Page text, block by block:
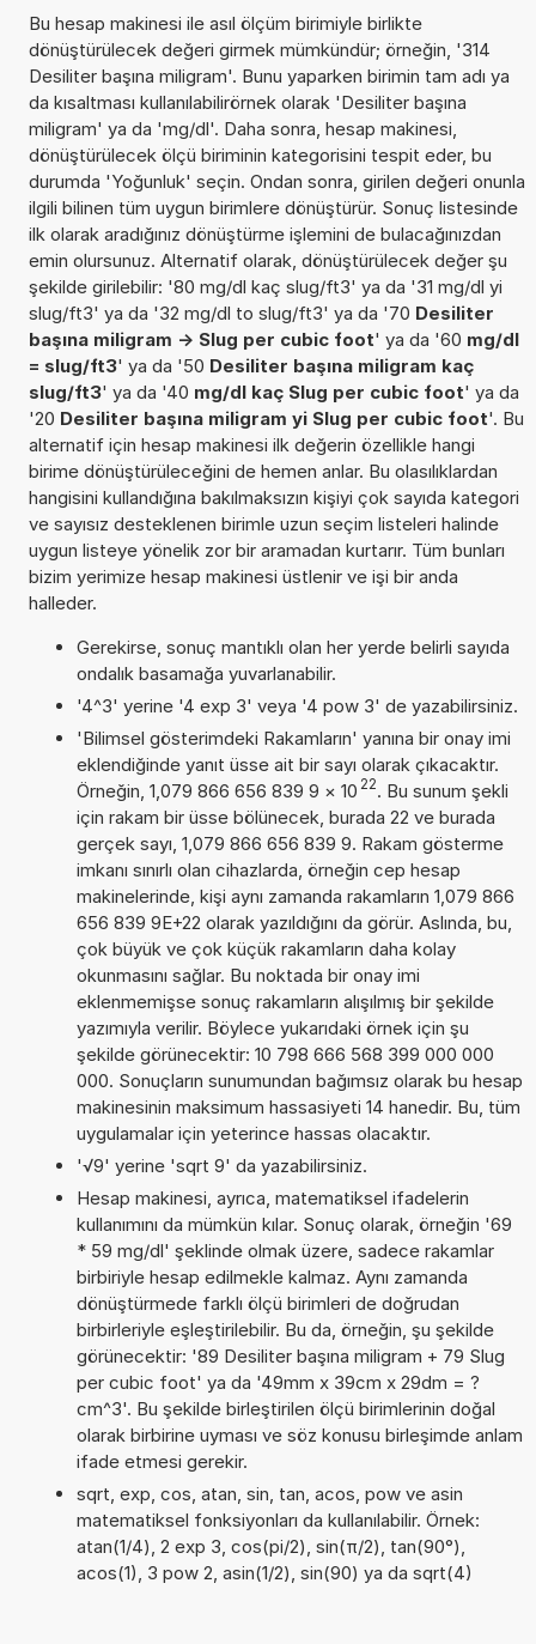
Bu hesap makinesi ile asıl ölçüm birimiyle birlikte
dönüştürülecek değeri girmek mümkündür; örneğin, '314
Desiliter başına miligram'. Bunu yaparken birimin tam adı ya
da kısaltması kullanılabilirörnek olarak 'Desiliter başına
miligram' ya da 'mg/dl'. Daha sonra, hesap makinesi,
dönüştürülecek ölçü biriminin kategorisini tespit eder, bu
durumda 'Yoğunluk' seçin. Ondan sonra, girilen değeri onunla
ilgili bilinen tüm uygun birimlere dönüştürür. Sonuç listesinde
ilk olarak aradığınız dönüştürme işlemini de bulacağınızdan
emin olursunuz. Alternatif olarak, dönüştürülecek değer şu
şekilde girilebilir: '80 mg/dl kaç slug/ft3' ya da '31 mg/dl yi
slug/ft3' ya da '32 mg/dl to slug/ft3' ya da '70 Desiliter
başına miligram -> Slug per cubic foot' ya da '60 mg/dl
= slug/ft3' ya da '50 Desiliter başına miligram kaç
slug/ft3' ya da '40 mg/dl kaç Slug per cubic foot' ya da
'20 Desiliter başına miligram yi Slug per cubic foot'. Bu
alternatif için hesap makinesi ilk değerin özellikle hangi
birime dönüştürüleceğini de hemen anlar. Bu olasılıklardan
hangisini kullandığına bakılmaksızın kişiyi çok sayıda kategori
ve sayısız desteklenen birimle uzun seçim listeleri halinde
uygun listeye yönelik zor bir aramadan kurtarır. Tüm bunları
bizim yerimize hesap makinesi üstlenir ve işi bir anda
halleder.
Gerekirse, sonuç mantıklı olan her yerde belirli sayıda
ondalık basamağa yuvarlanabilir.
'4^3' yerine '4 exp 3' veya '4 pow 3' de yazabilirsiniz.
'Bilimsel gösterimdeki Rakamların' yanına bir onay imi
eklendiğinde yanıt üsse ait bir sayı olarak çıkacaktır.
Örneğin, 1,079 866 656 839 9 × 10 22. Bu sunum şekli
için rakam bir üsse bölünecek, burada 22 ve burada
gerçek sayı, 1,079 866 656 839 9. Rakam gösterme
imkanı sınırlı olan cihazlarda, örneğin cep hesap
makinelerinde, kişi aynı zamanda rakamların 1,079 866
656 839 9E+22 olarak yazıldığını da görür. Aslında, bu,
çok büyük ve çok küçük rakamların daha kolay
okunmasını sağlar. Bu noktada bir onay imi
eklenmemişse sonuç rakamların alışılmış bir şekilde
yazımıyla verilir. Böylece yukarıdaki örnek için şu
şekilde görünecektir: 10 798 666 568 399 000 000
000. Sonuçların sunumundan bağımsız olarak bu hesap
makinesinin maksimum hassasiyeti 14 hanedir. Bu, tüm
uygulamalar için yeterince hassas olacaktır.
'√9' yerine 'sqrt 9' da yazabilirsiniz.
Hesap makinesi, ayrıca, matematiksel ifadelerin
kullanımını da mümkün kılar. Sonuç olarak, örneğin '69
* 59 mg/dl' şeklinde olmak üzere, sadece rakamlar
birbiriyle hesap edilmekle kalmaz. Aynı zamanda
dönüştürmede farklı ölçü birimleri de doğrudan
birbirleriyle eşleştirilebilir. Bu da, örneğin, şu şekilde
görünecektir: '89 Desiliter başına miligram + 79 Slug
per cubic foot' ya da '49mm x 39cm x 29dm = ?
cm^3'. Bu şekilde birleştirilen ölçü birimlerinin doğal
olarak birbirine uyması ve söz konusu birleşimde anlam
ifade etmesi gerekir.
sqrt, exp, cos, atan, sin, tan, acos, pow ve asin
matematiksel fonksiyonları da kullanılabilir. Örnek:
atan(1/4), 2 exp 3, cos(pi/2), sin(π/2), tan(90°),
acos(1), 3 pow 2, asin(1/2), sin(90) ya da sqrt(4)